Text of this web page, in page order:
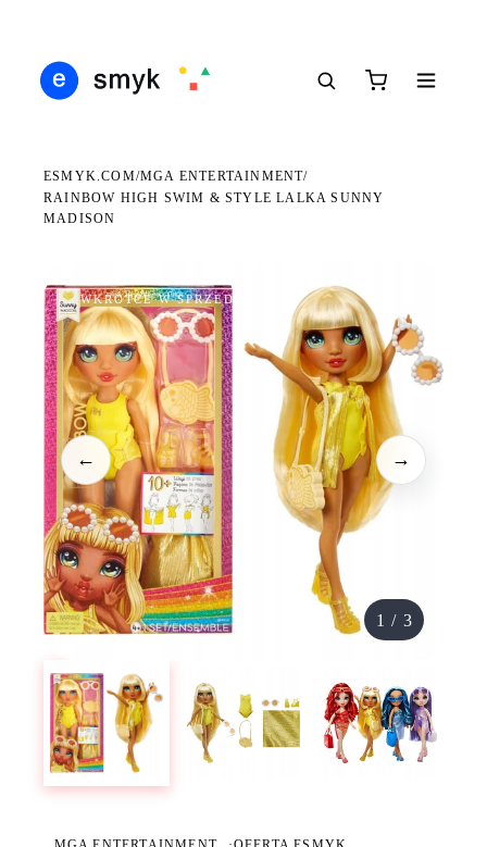
ESMYK.COM/MGA ENTERTAINMENT/
RAINBOW HIGH SWIM & STYLE LALKA SUNNY
MADISON
WKRÓTCE W SPRZEDAŻY
← →
1 / 3